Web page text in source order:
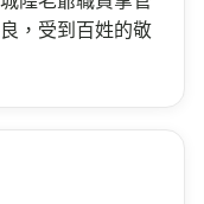
，受到百姓的敬